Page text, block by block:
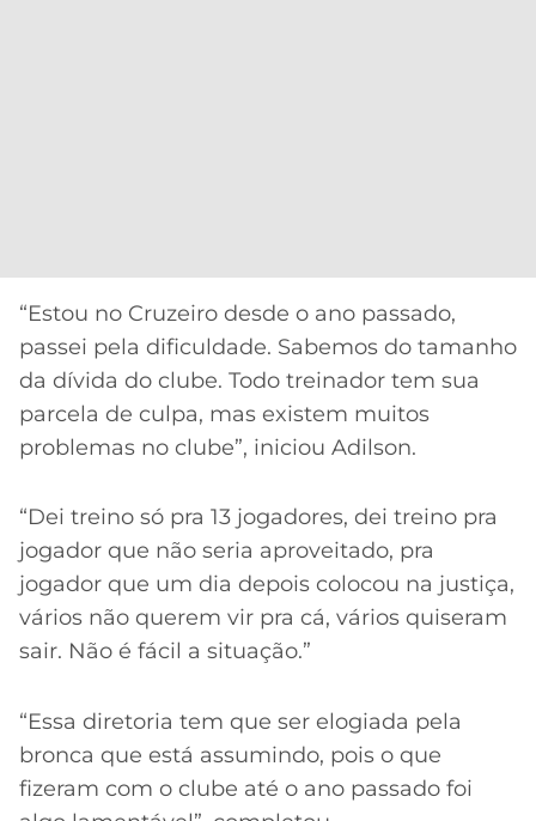
“Estou no Cruzeiro desde o ano passado,
passei pela dificuldade. Sabemos do tamanho
da dívida do clube. Todo treinador tem sua
parcela de culpa, mas existem muitos
problemas no clube”, iniciou Adilson.
“Dei treino só pra 13 jogadores, dei treino pra
jogador que não seria aproveitado, pra
jogador que um dia depois colocou na justiça,
vários não querem vir pra cá, vários quiseram
sair. Não é fácil a situação.”
“Essa diretoria tem que ser elogiada pela
bronca que está assumindo, pois o que
fizeram com o clube até o ano passado foi